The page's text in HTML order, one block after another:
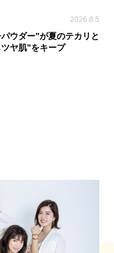
2026.8.5
ウダー”が夏のテカリと
ヤ肌”をキープ